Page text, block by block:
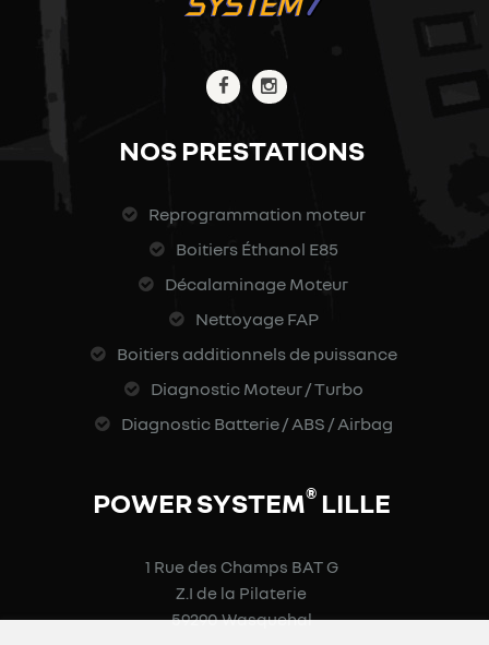
NOS PRESTATIONS
Reprogrammation moteur
Boitiers Éthanol E85
Décalaminage Moteur
Nettoyage FAP
Boitiers additionnels de puissance
Diagnostic Moteur / Turbo
Diagnostic Batterie / ABS / Airbag
POWER SYSTEM®LILLE
1 Rue des Champs BAT G
Z.I de la Pilaterie
59290 Wasquehal